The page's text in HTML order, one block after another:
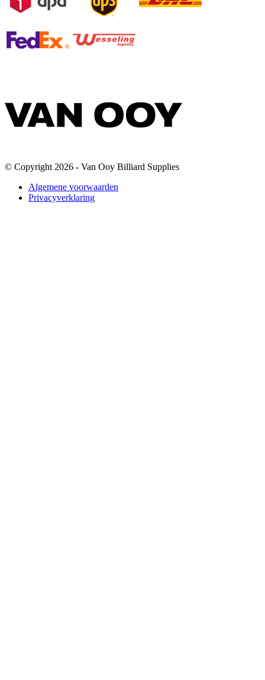
© Copyright 2026 - Van Ooy Billiard Supplies
Algemene voorwaarden
Privacyverklaring